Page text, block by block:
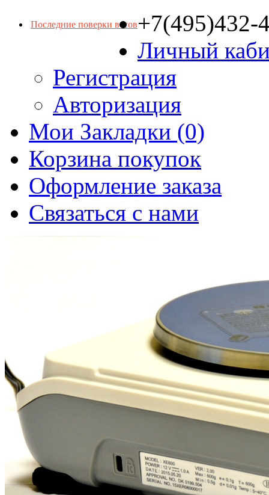
Последние поверки весов+7(495)432-
Личный
Регистрация
Авторизация
Мои Закладки (0)
Корзина покупок
Оформление заказа
Связаться с нами